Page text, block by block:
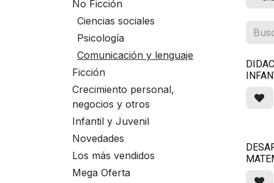
No Ficción
Ciencias sociales
Psicología
Comunicación y lenguaje
Ficción
Crecimiento personal,
negocios y otros
Infantil y Juvenil
Novedades
Los más vendidos
Mega Oferta